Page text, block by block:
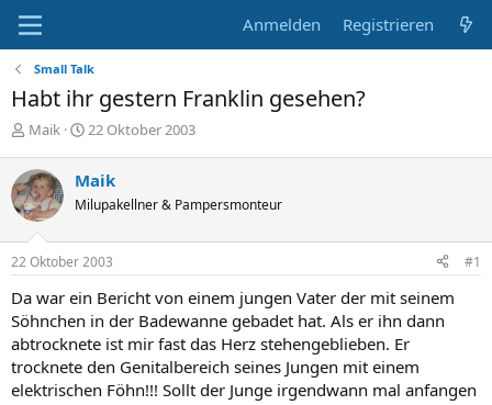
Anmelden Registrieren
Small Talk
Habt ihr gestern Franklin gesehen?
E
s
t
e
l
l
e
Maik
E
t
e
l
t
m
22 Oktober 2003
Maik
Milupakellner & Pampersmonteur
22 Oktober 2003 #1
Da war ein Bericht von einem jungen Vater der mit seinem
Söhnchen in der Badewanne gebadet hat. Als er ihn dann
abtrocknete ist mir fast das Herz stehengeblieben. Er
trocknete den Genitalbereich seines Jungen mit einem
elektrischen Föhn!!! Sollt der Junge irgendwann mal anfangen